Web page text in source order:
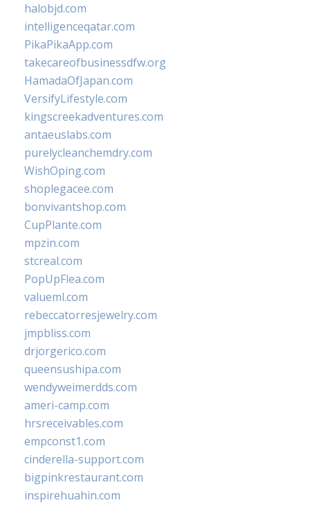
halobjd.com
intelligenceqatar.com
PikaPikaApp.com
takecareofbusinessdfw.org
HamadaOfJapan.com
VersifyLifestyle.com
kingscreekadventures.com
antaeuslabs.com
purelycleanchemdry.com
WishOping.com
shoplegacee.com
bonvivantshop.com
CupPlante.com
mpzin.com
stcreal.com
PopUpFlea.com
valueml.com
rebeccatorresjewelry.com
jmpbliss.com
drjorgerico.com
queensushipa.com
wendyweimerdds.com
ameri-camp.com
hrsreceivables.com
empconst1.com
cinderella-support.com
bigpinkrestaurant.com
inspirehuahin.com